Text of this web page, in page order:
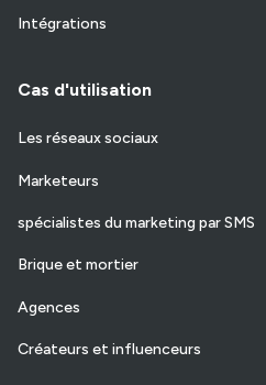
Intégrations
Cas d'utilisation
Les réseaux sociaux
Marketeurs
spécialistes du marketing par SMS
Brique et mortier
Agences
Créateurs et influenceurs